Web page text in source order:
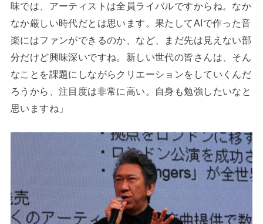
味では、アーティストは全員ライバルですからね。なか
なか厳しい時代だとは思います。果たしてAIで作った音
楽にはファンができるのか、など、まだ先は見えない部
分だけど興味深いですね。新しい世代の皆さんは、そん
なことを課題にしながらクリエーションをしていくんだ
ろうから、注目度は非常に高い。自身も勉強したいなと
思いますね」